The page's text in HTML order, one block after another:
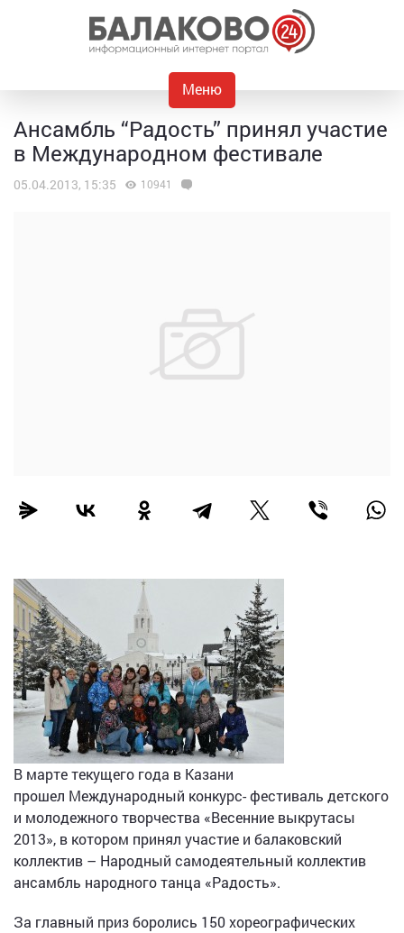
Меню
Ансамбль “Радость” принял участие
в Международном фестивале
05.04.2013, 15:35 10941
В марте текущего года в Казани
прошел Международный конкурс- фестиваль детского
и молодежного творчества «Весенние выкрутасы
2013», в котором принял участие и балаковский
коллектив – Народный самодеятельный коллектив
ансамбль народного танца «Радость».
За главный приз боролись 150 хореографических